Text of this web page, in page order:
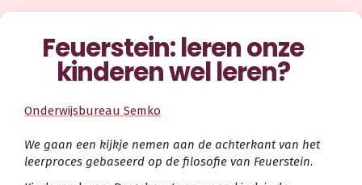
Feuerstein: leren onze
kinderen wel leren?
Onderwijsbureau Semko
We gaan een kijkje nemen aan de achterkant van het
leerproces gebaseerd op de filosofie van Feuerstein.